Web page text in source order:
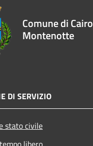
Comune di Cairo
Montenotte
DI SERVIZIO
stato civile